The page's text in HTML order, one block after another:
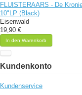
FLUISTERAARS - De
10"LP (Black)
Eisenwald
19,90 €
In den Warenkorb
Kundenkonto
Kundenservice